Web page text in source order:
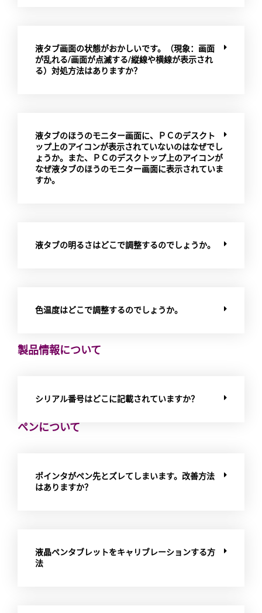
液タブ画面の状態がおかしいです。（現象：画面
が乱れる/画面が点滅する/縦線や横線が表示され
る）対処方法はありますか？
液タブのほうのモニター画面に、ＰＣのデスクト
ップ上のアイコンが表示されていないのはなぜでし
ょうか。また、ＰＣのデスクトップ上のアイコンが
なぜ液タブのほうのモニター画面に表示されていま
すか。
液タブの明るさはどこで調整するのでしょうか。
色温度はどこで調整するのでしょうか。
製品情報について
シリアル番号はどこに記載されていますか？
ペンについて
ポインタがペン先とズレてしまいます。改善方法
はありますか？
液晶ペンタブレットをキャリブレーションする方
法